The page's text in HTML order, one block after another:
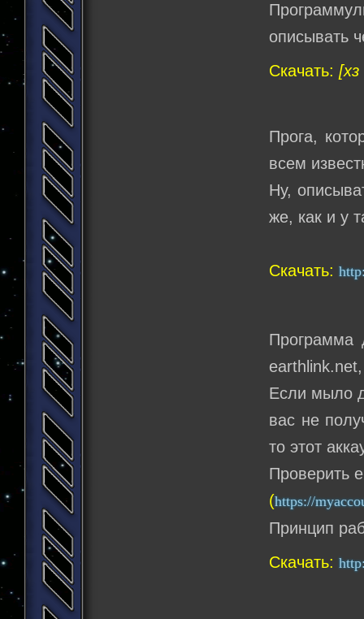
описывать
Скачать:
Прога,
всем
Ну,
же, как и у
Скачать:
Программа
Если мыло
вас не
то этот
Проверить
(https://
Принцип
Скачать: